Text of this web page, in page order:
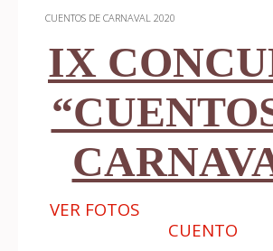
CUENTOS DE CARNAVAL 2020
IX
VER FOTOS
CUENTO